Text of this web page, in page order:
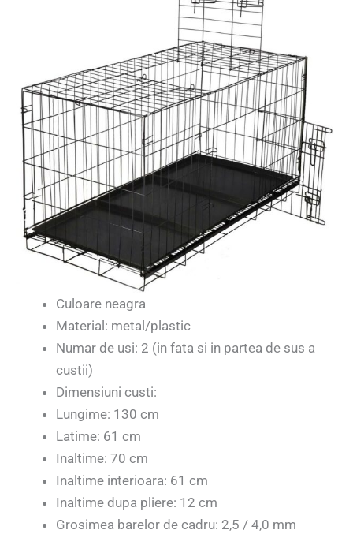
Culoare neagra
Material: metal/plastic
Numar de usi: 2 (in fata si in partea de sus a
custii)
Dimensiuni custi:
Lungime: 130 cm
Latime: 61 cm
Inaltime: 70 cm
Inaltime interioara: 61 cm
Inaltime dupa pliere: 12 cm
Grosimea barelor de cadru: 2,5 / 4,0 mm